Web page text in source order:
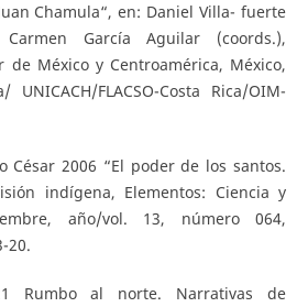
Chamula“, en: Daniel Villa- fuerte
García Aguilar (coords.),
México y Centroamérica, México,
FLACSO-Costa Rica/OIM-
César 2006 “El poder de los santos.
indígena, Elementos: Ciencia y
año/vol. 13, número 064,
20.
Rumbo al norte. Narrativas de